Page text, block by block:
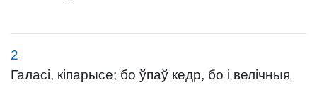
2
Галасі, кіпарысе; бо ўпаў кедр, бо і велічныя